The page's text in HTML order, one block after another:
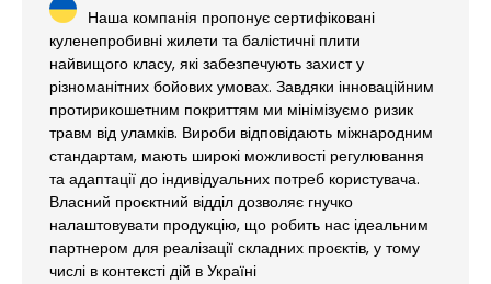
Наша компанія пропонує сертифіковані
куленепробивні жилети та балістичні плити
найвищого класу, які забезпечують захист у
різноманітних бойових умовах. Завдяки інноваційним
протирикошетним покриттям ми мінімізуємо ризик
травм від уламків. Вироби відповідають міжнародним
стандартам, мають широкі можливості регулювання
та адаптації до індивідуальних потреб користувача.
Власний проєктний відділ дозволяє гнучко
налаштовувати продукцію, що робить нас ідеальним
партнером для реалізації складних проєктів, у тому
числі в контексті дій в Україні​